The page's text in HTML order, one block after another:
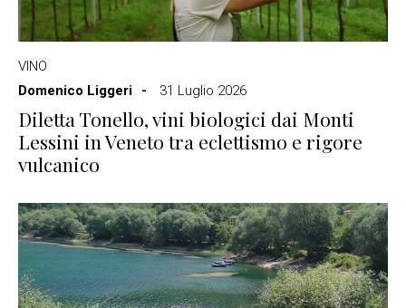
VINO
Domenico Liggeri
31 Luglio 2026
Diletta Tonello, vini biologici dai Monti
Lessini in Veneto tra eclettismo e rigore
vulcanico